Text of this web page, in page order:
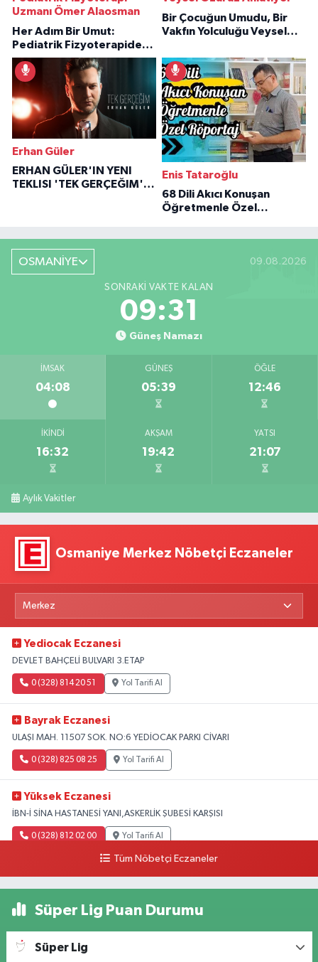
Uzmanı Ömer Alaosman
Her Adım Bir Umut:
Pediatrik Fizyoterapiden
İlham Veren Hikâyeler
Bir Çocuğun Umudu, Bir
Vakfın Yolculuğu Veysel
Erhan Güler
ERHAN GÜLER'IN YENI
TEKLISI 'TEK GERÇEĞIM'LE
Enis Tataroğlu
68 Dili Akıcı Konuşan
Öğretmenle Özel
OSMANİYE 09.08.2026
SONRAKI VAKTE KALAN
09:30
Güneş Namazı
İMSAK
04:08
GÜNEŞ
05:39
ÖĞLE
12:46
İKINDI
16:32
AKŞAM
19:42
YATSI
21:07
Aylık Vakitler
Osmaniye Merkez Nöbetçi Eczaneler
Yediocak Eczanesi
DEVLET BAHÇELİ BULVARI 3.ETAP
0 (328) 814 20 51 Yol Tarifi Al
Bayrak Eczanesi
ULAŞI MAH. 11507 SOK. NO:6 YEDİOCAK PARKI CİVARI
0 (328) 825 08 25 Yol Tarifi Al
Yüksek Eczanesi
İBN-İ SİNA HASTANESİ YANI,ASKERLİK ŞUBESİ KARŞISI
0 (328) 812 02 00 Yol Tarifi Al
Tüm Nöbetçi Eczaneler
Süper Lig Puan Durumu
Süper Lig